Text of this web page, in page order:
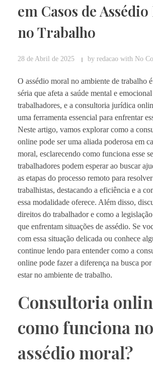
em Casos de
no Trabalho
28 de Abril de 2025 by redacao with No
O assédio moral no ambiente de trabalho
séria que afeta a saúde mental e
trabalhadores, e a consultoria jurídica
uma ferramenta essencial para enfrentar
Neste artigo, vamos explorar como a
online pode ser uma aliada poderosa em
moral, esclarecendo como funciona esse
trabalhadores podem esperar ao buscar
as etapas do processo remoto para
trabalhistas, destacando a eficiência e a
essa modalidade oferece. Além disso,
direitos do trabalhador e como a
que enfrentam situações de assédio. Se
com essa situação delicada ou conhece
continue lendo para entender como a
online pode fazer a diferença na busca
estar no ambiente de trabalho.
Consultoria
como funciona no
assédio moral?